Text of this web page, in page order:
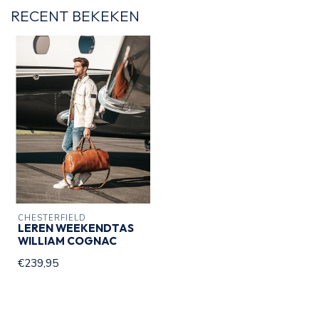
RECENT BEKEKEN
CHESTERFIELD
LEREN WEEKENDTAS
WILLIAM COGNAC
€239,95